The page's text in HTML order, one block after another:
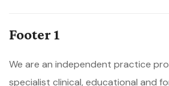
Footer 1
We are an independent practice
specialist clinical, educational and